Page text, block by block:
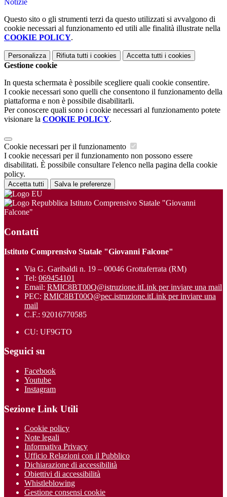
Notizie
Questo sito o gli strumenti terzi da questo utilizzati si avvalgono di
cookie necessari al funzionamento ed utili alle finalità illustrate nella
COOKIE POLICY.
Personalizza Rifiuta tutti i cookies Accetta tutti i cookies
Gestione cookie
In questa schermata è possibile scegliere quali cookie consentire.
I cookie necessari sono quelli che consentono il funzionamento della
piattaforma e non è possibile disabilitarli.
Per conoscere quali sono i cookie necessari al funzionamento potete
visionare la COOKIE POLICY.
Cookie necessari per il funzionamento
I cookie necessari per il funzionamento non possono essere
disabilitati. È possibile consultare l'elenco nella pagina della cookie
policy.
Accetta tutti Salva le preferenze
Istituto Comprensivo Statale "Giovanni
Falcone"
Contatti
Istituto Comprensivo Statale "Giovanni Falcone"
Via G. Garibaldi n. 19 – 00046 Grottaferrata (RM)
Tel: 069454101
Email: RMIC8BT00Q@istruzione.itLink per inviare una mail
PEC: RMIC8BT00Q@pec.istruzione.itLink per inviare una
mail
C.F.: 92016770585
CU: UF9GTO
Seguici su
Facebook
Youtube
Instagram
Sezione Link Utili
Cookie policy
Note legali
Informativa Privacy
Ufficio Relazioni con il Pubblico
Dichiarazione di accessibilità
Obiettivi di accessibilità
Whistleblowing
Gestione consensi cookie